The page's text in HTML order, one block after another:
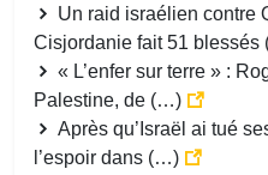
Un raid israélien contre
Cisjordanie fait 51
« L’enfer sur terre » :
Palestine, de (…)
Après qu’Israël ai tué
l’espoir dans (…)